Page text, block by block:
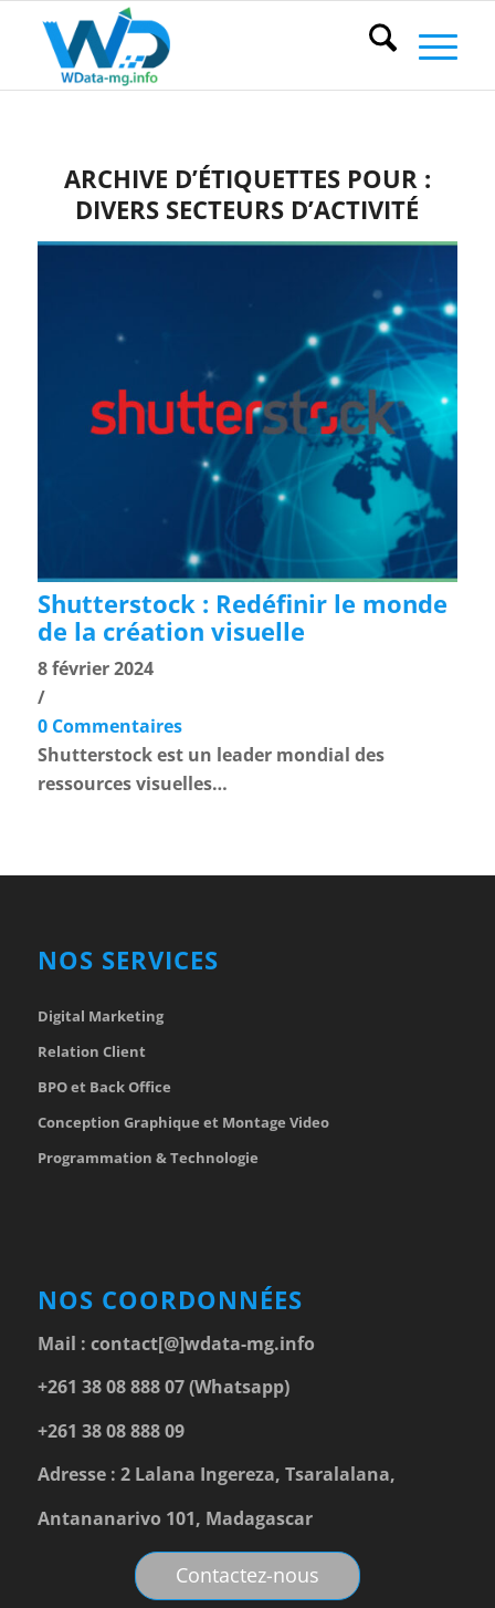
ARCHIVE D’ÉTIQUETTES POUR :
DIVERS SECTEURS D’ACTIVITÉ
Shutterstock : Redéfinir le monde
de la création visuelle
8 février 2024
/
0 Commentaires
Shutterstock est un leader mondial des
ressources visuelles…
NOS SERVICES
Digital Marketing
Relation Client
BPO et Back Office
Conception Graphique et Montage Video
Programmation & Technologie
NOS COORDONNÉES
Mail : contact[@]wdata-mg.info
+261 38 08 888 07 (Whatsapp)
+261 38 08 888 09
Adresse : 2 Lalana Ingereza, Tsaralalana,
Antananarivo 101, Madagascar
Contactez-nous